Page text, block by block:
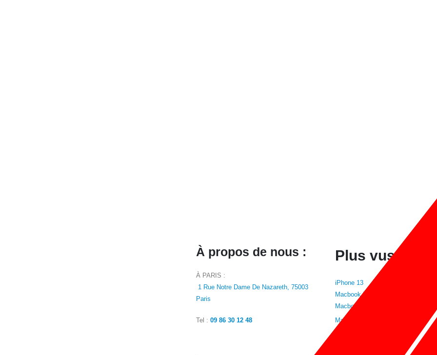
À propos de nous :
À PARIS :
1 Rue Notre Dame De Nazareth, 75003
Paris
Tel : 09 86 30 12 48
Plus vus :
iPhone 13
Macbook Pro 2023
Macbook Air 2020
Macbook Air 2021